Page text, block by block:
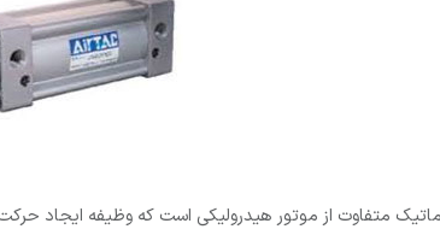
متفاوت از موتور هیدرولیکی است که وظیفه ایجاد